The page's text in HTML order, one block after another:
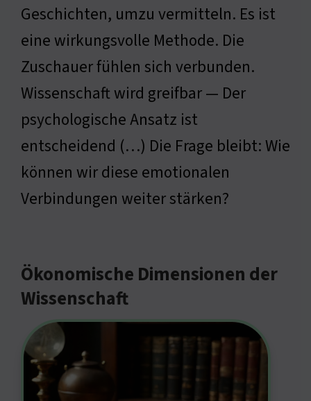
Geschichten, umzu vermitteln. Es ist
eine wirkungsvolle Methode. Die
Zuschauer fühlen sich verbunden.
Wissenschaft wird greifbar — Der
psychologische Ansatz ist
entscheidend (…) Die Frage bleibt: Wie
können wir diese emotionalen
Verbindungen weiter stärken?
Ökonomische Dimensionen der
Wissenschaft